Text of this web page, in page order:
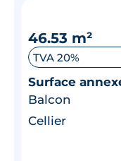
46.53 m²
TVA 20%
Surface
Balcon
Cellier